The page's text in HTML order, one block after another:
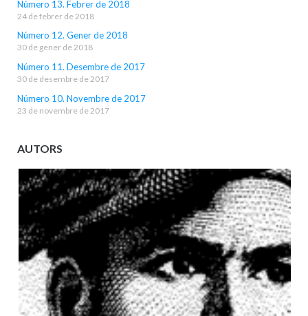
Número 13. Febrer de 2018
24 de febrer de 2018
Número 12. Gener de 2018
30 de gener de 2018
Número 11. Desembre de 2017
30 de desembre de 2017
Número 10. Novembre de 2017
23 de novembre de 2017
AUTORS